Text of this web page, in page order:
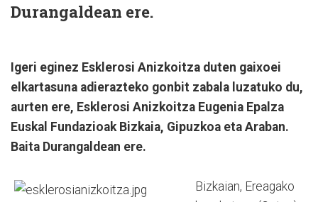
Durangaldean ere.
Igeri eginez Esklerosi Anizkoitza duten gaixoei
elkartasuna adierazteko gonbit zabala luzatuko du,
aurten ere, Esklerosi Anizkoitza Eugenia Epalza
Euskal Fundazioak Bizkaia, Gipuzkoa eta Araban.
Baita Durangaldean ere.
Bizkaian, Ereagako